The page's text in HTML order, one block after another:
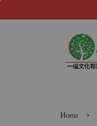
Home ›